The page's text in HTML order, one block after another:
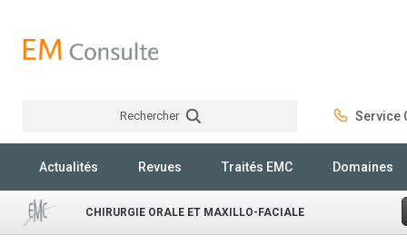
Rechercher Service
Actualités Revues Traités EMC Domaines
CHIRURGIE ORALE ET MAXILLO-FACIALE